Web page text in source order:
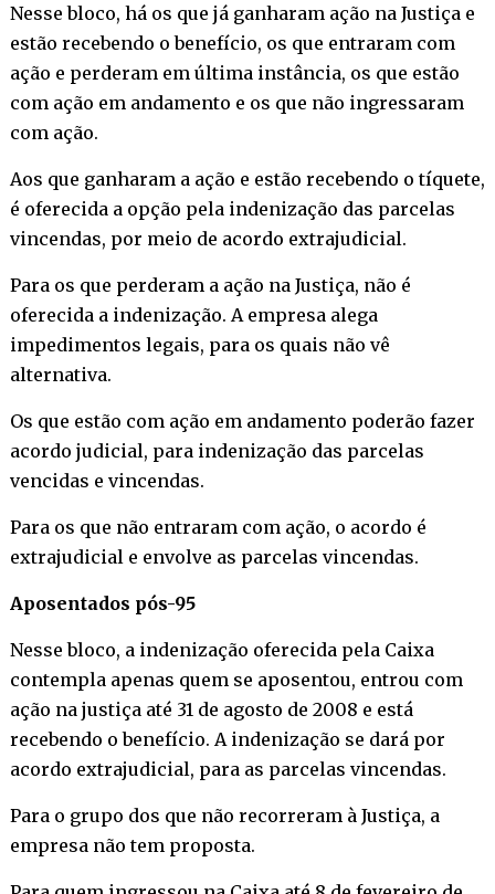
Nesse bloco, há os que já ganharam ação na Justiça e
estão recebendo o benefício, os que entraram com
ação e perderam em última instância, os que estão
com ação em andamento e os que não ingressaram
com ação.
Aos que ganharam a ação e estão recebendo o tíquete,
é oferecida a opção pela indenização das parcelas
vincendas, por meio de acordo extrajudicial.
Para os que perderam a ação na Justiça, não é
oferecida a indenização. A empresa alega
impedimentos legais, para os quais não vê
alternativa.
Os que estão com ação em andamento poderão fazer
acordo judicial, para indenização das parcelas
vencidas e vincendas.
Para os que não entraram com ação, o acordo é
extrajudicial e envolve as parcelas vincendas.
Aposentados pós-95
Nesse bloco, a indenização oferecida pela Caixa
contempla apenas quem se aposentou, entrou com
ação na justiça até 31 de agosto de 2008 e está
recebendo o benefício. A indenização se dará por
acordo extrajudicial, para as parcelas vincendas.
Para o grupo dos que não recorreram à Justiça, a
empresa não tem proposta.